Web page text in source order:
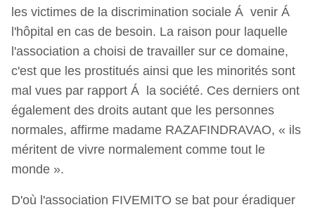
les victimes de la discrimination sociale Á venir Á
l'hôpital en cas de besoin. La raison pour laquelle
l'association a choisi de travailler sur ce domaine,
c'est que les prostitués ainsi que les minorités sont
mal vues par rapport Á la société. Ces derniers ont
également des droits autant que les personnes
normales, affirme madame RAZAFINDRAVAO, « ils
méritent de vivre normalement comme tout le
monde ».
D'où l'association FIVEMITO se bat pour éradiquer